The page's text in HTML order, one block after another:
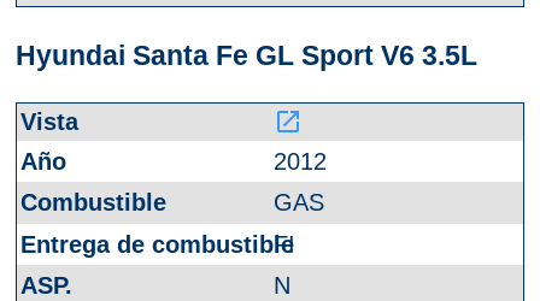
Hyundai Santa Fe GL Sport V6 3.5L
launch
2012
GAS
FI
N